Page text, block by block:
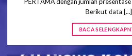
Berikut data [...]
BACA